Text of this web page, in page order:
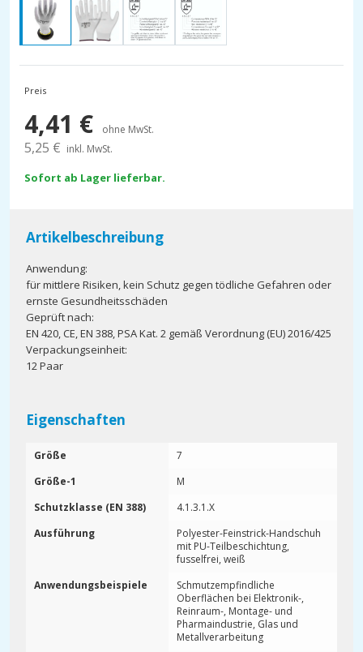
Preis
4,41 € ohne MwSt.
5,25 € inkl. MwSt.
Sofort ab Lager lieferbar.
Artikelbeschreibung
Anwendung:
für mittlere Risiken, kein Schutz gegen tödliche Gefahren oder
ernste Gesundheitsschäden
Geprüft nach:
EN 420, CE, EN 388, PSA Kat. 2 gemäß Verordnung (EU) 2016/425
Verpackungseinheit:
12 Paar
Eigenschaften
Größe
7
Größe-1
M
Schutzklasse (EN 388)
4.1.3.1.X
Ausführung
Polyester-Feinstrick-Handschuh
mit PU-Teilbeschichtung,
fusselfrei, weiß
Anwendungsbeispiele
Schmutzempfindliche
Oberflächen bei Elektronik-,
Reinraum-, Montage- und
Pharmaindustrie, Glas und
Metallverarbeitung